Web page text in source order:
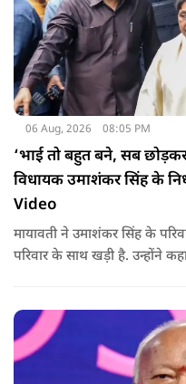
06 Aug, 2026 08:05 PM
‘भाई तो बहुत बने, सब
विधायक उमाशंकर सिंह के
Video
मायावती ने उमाशंकर सिंह के
परिवार के साथ खड़ी है. उन्होंने